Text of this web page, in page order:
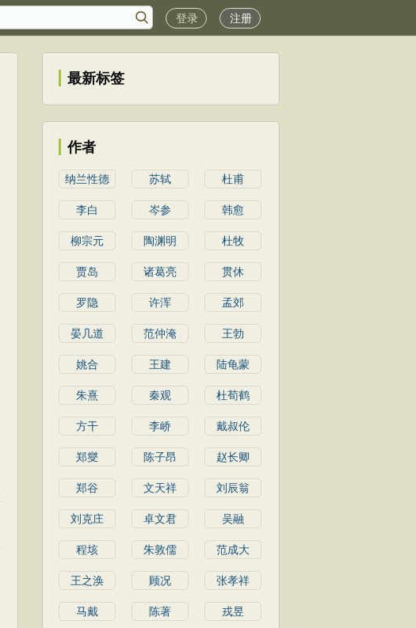
登录 注册
最新标签
作者
纳兰性德 苏轼 杜甫
李白 岑参 韩愈
柳宗元 陶渊明 杜牧
贾岛 诸葛亮 贯休
罗隐 许浑 孟郊
晏几道 范仲淹 王勃
姚合 王建 陆龟蒙
朱熹 秦观 杜荀鹤
方干 李峤 戴叔伦
郑燮 陈子昂 赵长卿
郑谷 文天祥 刘辰翁
刘克庄 卓文君 吴融
程垓 朱敦儒 范成大
王之涣 顾况 张孝祥
马戴 陈著 戎昱